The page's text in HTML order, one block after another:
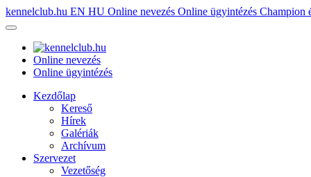
kennelclub.hu EN HU Online nevezés Online ügyintézés Champion
Online nevezés
Online ügyintézés
Kezdőlap
Kereső
Hírek
Galériák
Archívum
Szervezet
Vezetőség